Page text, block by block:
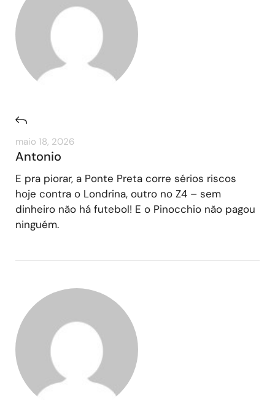
maio 18, 2026
Antonio
E pra piorar, a Ponte Preta corre sérios riscos
hoje contra o Londrina, outro no Z4 – sem
dinheiro não há futebol! E o Pinocchio não pagou
ninguém.